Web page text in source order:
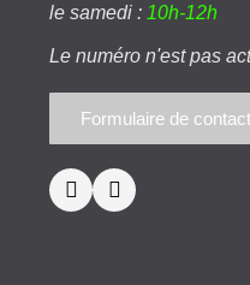
le samedi : 10h-12h
Le numéro n'est pas
Formulaire de contact